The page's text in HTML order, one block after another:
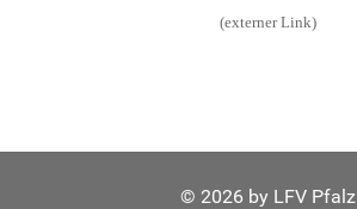
(externer Link)
© 2026 by LFV Pfalz